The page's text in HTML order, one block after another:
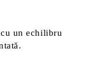
un echilibru